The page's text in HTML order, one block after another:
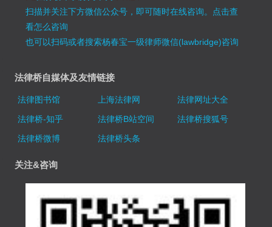
扫描并关注下方微信公众号，即可随时在线咨询。 点击查
看怎么咨询
也可以扫码或者搜索杨春宝一级律师微信(lawbridge)咨询
法律桥自媒体及友情链接
法律图书馆 上海法律网
法律网址大全
法律桥-知乎
法律桥B站空间
法律桥搜狐号
法律桥微博
法律桥头条
关注&咨询